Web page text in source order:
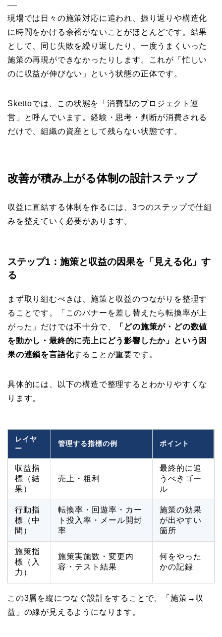
現場では日々の施策対応に追われ、振り返りや構造化
に時間をかける余裕がないことがほとんどです。結果
として、同じ失敗を繰り返したり、一度うまくいった
施策の再現ができなかったりします。これが「忙しい
のに収益が伸びない」という状態の正体です。
Skettoでは、この状態を「消費型のプロジェクト運
営」と呼んでいます。経験・思考・判断が消費される
だけで、組織の資産として残らない状態です。
改善が積み上がる体制の設計ステップ
収益に直結する体制を作るには、3つのステップで仕組
みを整えていく必要があります。
ステップ1：施策と収益の因果を「見える化」す
る
まず取り組むべきは、施策と収益のつながりを整理す
ることです。「このバナーを差し替えたら転換率が上
がった」だけでは不十分で、
「どの施策が・どの数値
を動かし・最終的に売上にどう影響したか」という因
果の連鎖を言語化することが重要です。
具体的には、以下の構造で整理するとわかりやすくな
ります。
レイヤ
ー
管理する指標の例 ポイント
収益指
標（結
果）
売上・粗利
最終的に追
うべきゴー
ル
行動指
標（中
間）
転換率・回遊率・カー
ト投入率・メール開封
率
施策の効果
が出やすい
箇所
施策指
標（入
力）
施策実施数・変更内
容・テスト結果
何をやった
かの記録
この3層を縦につなぐ設計をすることで、「施策→収
益」の線が見えるようになります。